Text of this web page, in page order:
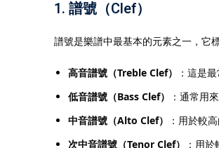
1. 譜號（Clef）
譜號是樂譜中最基本的元素之一，它
高音譜號（Treble Clef）
：這是
低音譜號（Bass Clef）
：通常用
中音譜號（Alto Clef）
：用於較
次中音譜號（Tenor Clef）
：用